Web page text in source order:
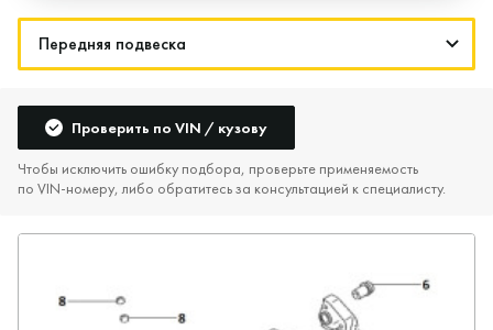
Проверить по VIN / кузову
Чтобы исключить ошибку подбора, проверьте применяемость
по VIN‑номеру, либо обратитесь за консультацией к специалисту.